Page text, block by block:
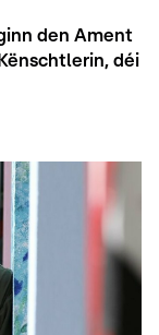
den Ament
déi